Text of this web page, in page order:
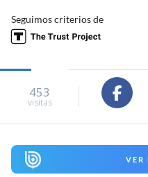
Seguimos criterios de
453
visitas
VER